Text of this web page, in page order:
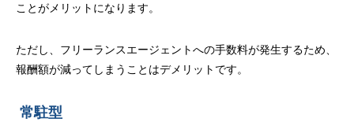
ことがメリットになります。
ただし、フリーランスエージェントへの手数料が発生するため、
報酬額が減ってしまうことはデメリットです。
常駐型